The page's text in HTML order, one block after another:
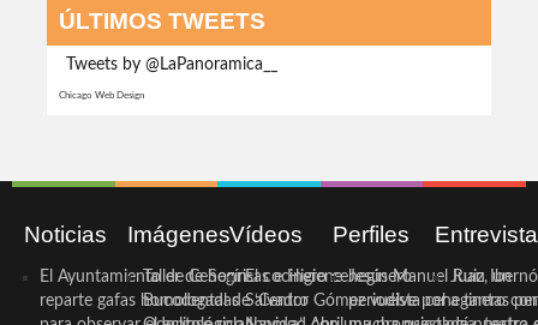
ÚLTIMOS TWEETS
Tweets by @LaPanoramica__
Chicago Web Design
Noticias
El Ayuntamiento de Cehegín
reparte gafas homologadas
Imágenes
Taller de Sonrisas e Higiene
Bucodental de ‘Centro
Vídeos
El cocinero ceheginero
Salvador Gómez vuelve por
Perfiles
Jesús Manuel Ruiz, un
periodista ceheginero con
Juan
a tantas